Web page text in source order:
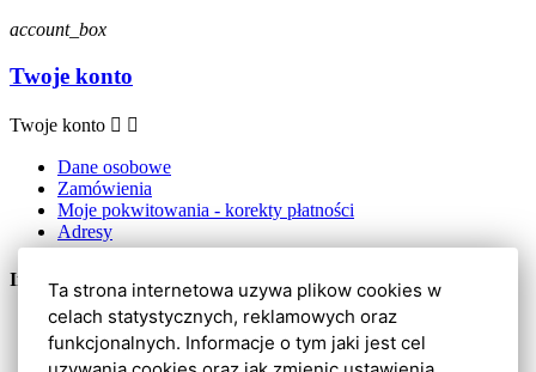
account_box
Twoje konto
Twoje konto  
Dane osobowe
Zamówienia
Moje pokwitowania - korekty płatności
Adresy
Informacje kontaktowe
BR7 Sp. z o.o.
Ogrodowa 2C
Ta strona internetowa uzywa plikow cookies w
celach statystycznych, reklamowych oraz
funkcjonalnych. Informacje o tym jaki jest cel